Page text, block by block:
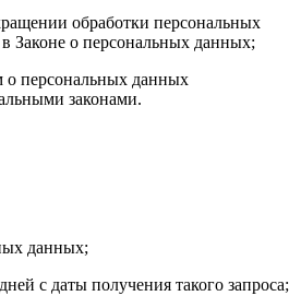
обработки персональных
Законе о персональных данных;
о персональных данных
законами.
данных;
с даты получения такого запроса;